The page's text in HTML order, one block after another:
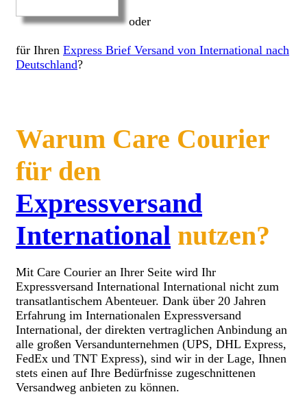
oder
für Ihren Express Brief Versand von International nach
Deutschland?
Warum Care Courier
für den
Expressversand
International nutzen?
Mit Care Courier an Ihrer Seite wird Ihr
Expressversand International International nicht zum
transatlantischem Abenteuer. Dank über 20 Jahren
Erfahrung im Internationalen Expressversand
International, der direkten vertraglichen Anbindung an
alle großen Versandunternehmen (UPS, DHL Express,
FedEx und TNT Express), sind wir in der Lage, Ihnen
stets einen auf Ihre Bedürfnisse zugeschnittenen
Versandweg anbieten zu können.